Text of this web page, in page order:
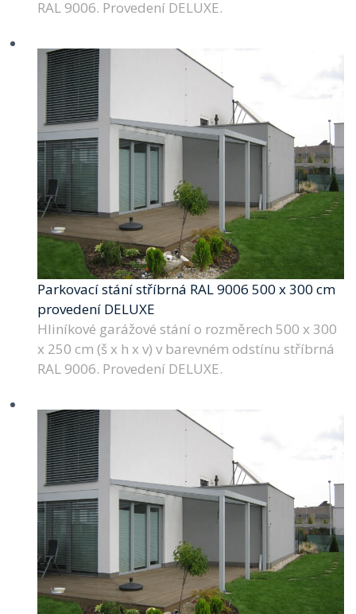
RAL 9006. Provedení DELUXE.
Parkovací stání stříbrná RAL 9006 500 x 300 cm
provedení DELUXE
Hliníkové garážové stání o rozměrech 500 x 300
x 250 cm (š x h x v) v barevném odstínu stříbrná
RAL 9006. Provedení DELUXE.